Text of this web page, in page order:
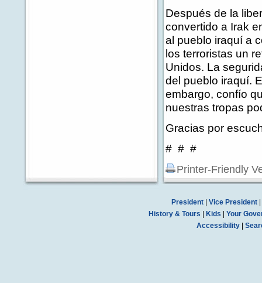
Después de la
convertido a Irak
al pueblo iraquí a
los terroristas un
Unidos. La
del pueblo iraquí.
embargo, confío
nuestras tropas
Gracias por
# # #
Printer-Friendly
President| Vice President|
History & Tours
Kids
Your
Accessibility